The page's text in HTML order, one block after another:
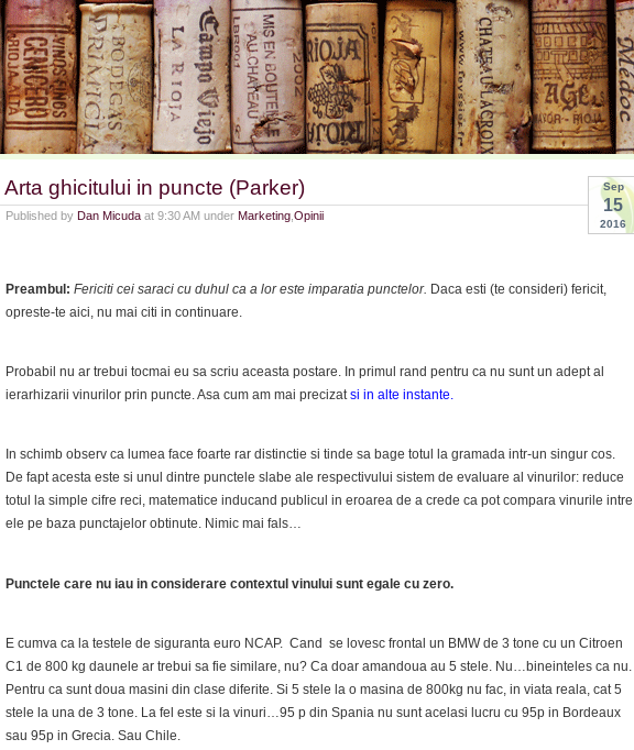
Sep
15
2016
Arta ghicitului in puncte (Parker)
Published by Dan Micuda at 9:30 AM under Marketing Opinii
Preambul: Fericiti cei saraci cu duhul ca a lor este imparatia punctelor. Daca esti (te consideri) fericit,
opreste-te aici, nu mai citi in continuare.
Probabil nu ar trebui tocmai eu sa scriu aceasta postare. In primul rand pentru ca nu sunt un adept al
ierarhizarii vinurilor prin puncte. Asa cum am mai precizatsi in alte instante.
In schimb observ ca lumea face foarte rar distinctie si tinde sa bage totul la gramada intr-un singur cos.
De fapt acesta este si unul dintre punctele slabe ale respectivului sistem de evaluare al vinurilor: reduce
totul la simple cifre reci, matematice inducand publicul in eroarea de a crede ca pot compara vinurile intre
ele pe baza punctajelor obtinute. Nimic mai fals…
Punctele care nu iau in considerare contextul vinului sunt egale cu zero.
E cumva ca la testele de siguranta euro NCAP. Cand se lovesc frontal un BMW de 3 tone cu un Citroen
C1 de 800 kg daunele ar trebui sa fie similare, nu? Ca doar amandoua au 5 stele. Nu…bineinteles ca nu.
Pentru ca sunt doua masini din clase diferite. Si 5 stele la o masina de 800kg nu fac, in viata reala, cat 5
stele la una de 3 tone. La fel este si la vinuri…95 p din Spania nu sunt acelasi lucru cu 95p in Bordeaux
sau 95p in Grecia. Sau Chile.